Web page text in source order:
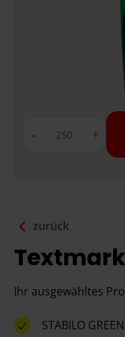
- +
zurück
Ihr ausgewähltes
STABILO